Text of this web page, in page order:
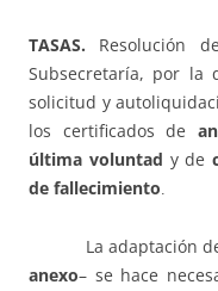
TASAS. Resolución
Subsecretaría, por la
solicitud y
los certificados de
última voluntad y de
de fallecimiento.
La adaptación
anexo– se hace